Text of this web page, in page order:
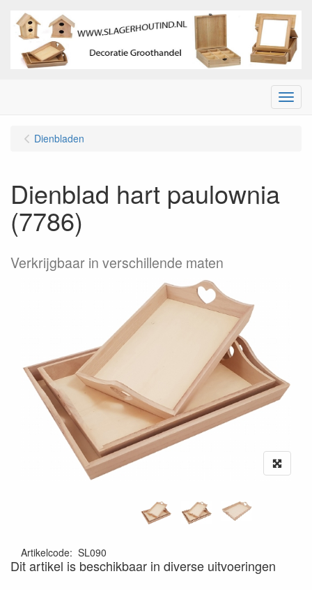
Menu
Dienbladen
Dienblad hart paulownia
(7786)
Verkrijgbaar in verschillende maten
Artikelcode: SL090
Dit artikel is beschikbaar in diverse uitvoeringen